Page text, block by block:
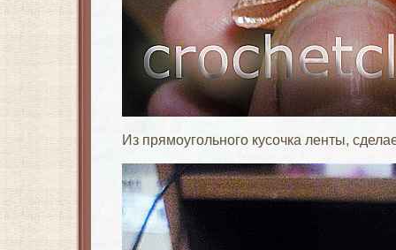
Из прямоугольного кусочка ленты,